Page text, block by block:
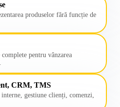
produselor fără funcție de
pentru vânzarea
CRM, TMS
gestiune clienți, comenzi,